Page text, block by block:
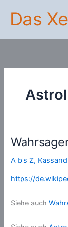
Inhalt
springen
Das
A bis Z,
https://
Siehe auch